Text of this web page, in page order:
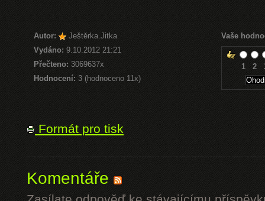
Autor:
Ještěrka.Jitka
Vydáno: 9.10.2012 21:21
Přečteno: 3069637x
Hodnocení: 3 (hodnoceno 11x)
Vaše
1 2
Formát pro tisk
Komentáře